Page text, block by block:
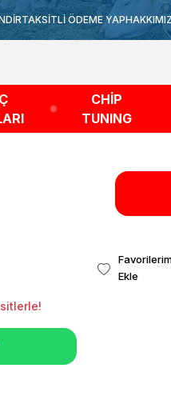
TAKSİTLİ ÖDEME YAP
CHİP
TUNING